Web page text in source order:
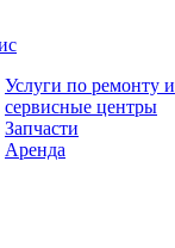
Услуги по ремонту и
сервисные центры
Запчасти
Аренда